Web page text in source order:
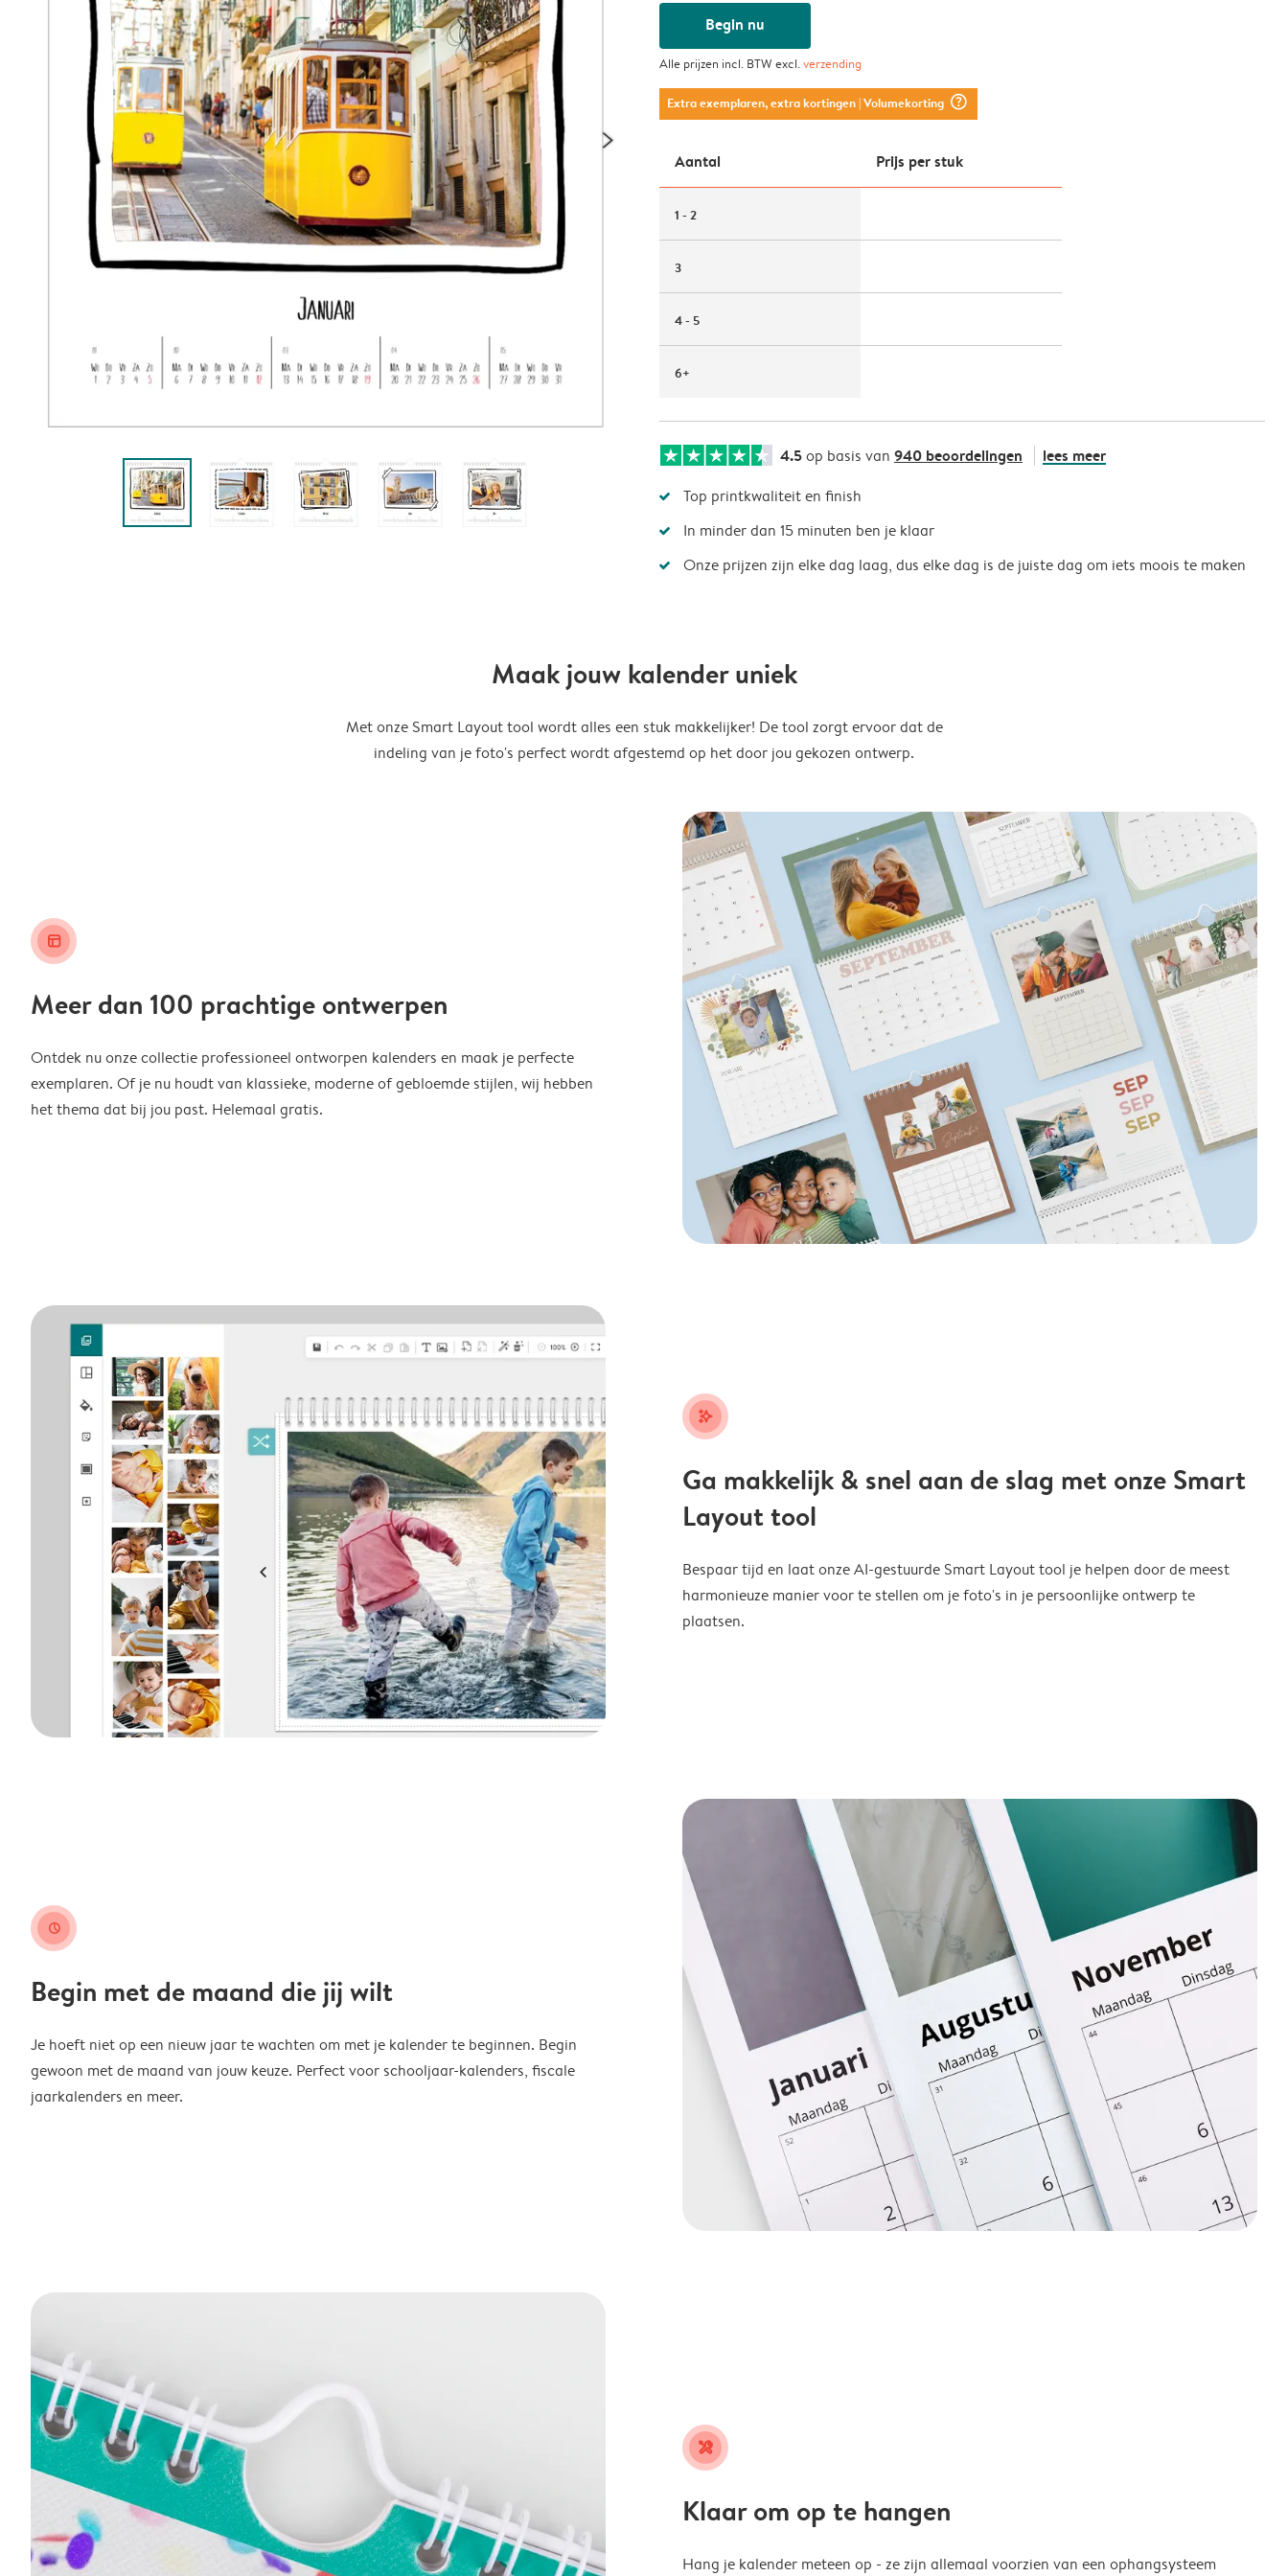
Begin nu
Alle prijzen incl. BTW excl.verzending
Extra exemplaren, extra kortingen| Volumekorting question_mark_circle
Aantal Prijs per stuk
1 - 2
3
4 - 5
6+
4.5op basis van 940 beoordelingen lees meer
Top printkwaliteit en finish
In minder dan 15 minuten ben je klaar
Onze prijzen zijn elke dag laag, dus elke dag is de juiste dag om iets moois te maken
Maak jouw kalender uniek
Met onze Smart Layout tool wordt alles een stuk makkelijker! De tool zorgt ervoor dat de
indeling van je foto's perfect wordt afgestemd op het door jou gekozen ontwerp.
layout_alt
Meer dan 100 prachtige ontwerpen
Ontdek nu onze collectie professioneel ontworpen kalenders en maak je perfecte
exemplaren. Of je nu houdt van klassieke, moderne of gebloemde stijlen, wij hebben
het thema dat bij jou past. Helemaal gratis.
stars_plus
Ga makkelijk & snel aan de slag met onze Smart
Layout tool
Bespaar tijd en laat onze AI-gestuurde Smart Layout tool je helpen door de meest
harmonieuze manier voor te stellen om je foto's in je persoonlijke ontwerp te
plaatsen.
clock
Begin met de maand die jij wilt
Je hoeft niet op een nieuw jaar te wachten om met je kalender te beginnen. Begin
gewoon met de maand van jouw keuze. Perfect voor schooljaar-kalenders, fiscale
jaarkalenders en meer.
tools
Klaar om op te hangen
Hang je kalender meteen op - ze zijn allemaal voorzien van een ophangsysteem